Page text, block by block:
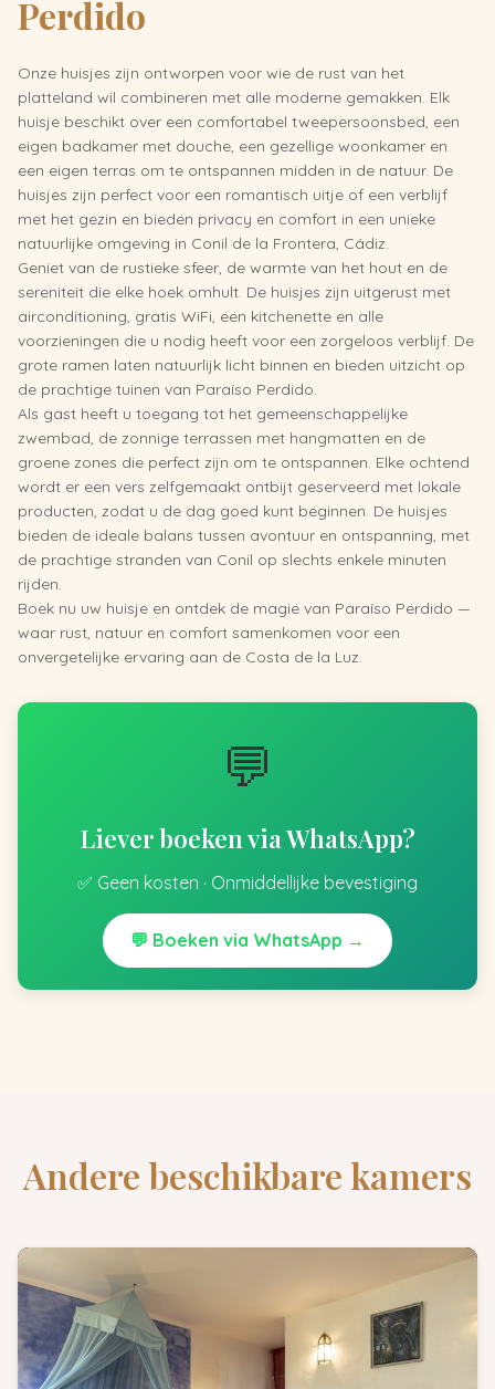
Perdido
Onze huisjes zijn ontworpen voor wie de rust van het
platteland wil combineren met alle moderne gemakken. Elk
huisje beschikt over een comfortabel tweepersoonsbed, een
eigen badkamer met douche, een gezellige woonkamer en
een eigen terras om te ontspannen midden in de natuur. De
huisjes zijn perfect voor een romantisch uitje of een verblijf
met het gezin en bieden privacy en comfort in een unieke
natuurlijke omgeving in Conil de la Frontera, Cádiz.
Geniet van de rustieke sfeer, de warmte van het hout en de
sereniteit die elke hoek omhult. De huisjes zijn uitgerust met
airconditioning, gratis WiFi, een kitchenette en alle
voorzieningen die u nodig heeft voor een zorgeloos verblijf. De
grote ramen laten natuurlijk licht binnen en bieden uitzicht op
de prachtige tuinen van Paraíso Perdido.
Als gast heeft u toegang tot het gemeenschappelijke
zwembad, de zonnige terrassen met hangmatten en de
groene zones die perfect zijn om te ontspannen. Elke ochtend
wordt er een vers zelfgemaakt ontbijt geserveerd met lokale
producten, zodat u de dag goed kunt beginnen. De huisjes
bieden de ideale balans tussen avontuur en ontspanning, met
de prachtige stranden van Conil op slechts enkele minuten
rijden.
Boek nu uw huisje en ontdek de magie van Paraíso Perdido —
waar rust, natuur en comfort samenkomen voor een
onvergetelijke ervaring aan de Costa de la Luz.
💬
Liever boeken via WhatsApp?
✅ Geen kosten · Onmiddellijke bevestiging
💬 Boeken via WhatsApp →
Andere beschikbare kamers